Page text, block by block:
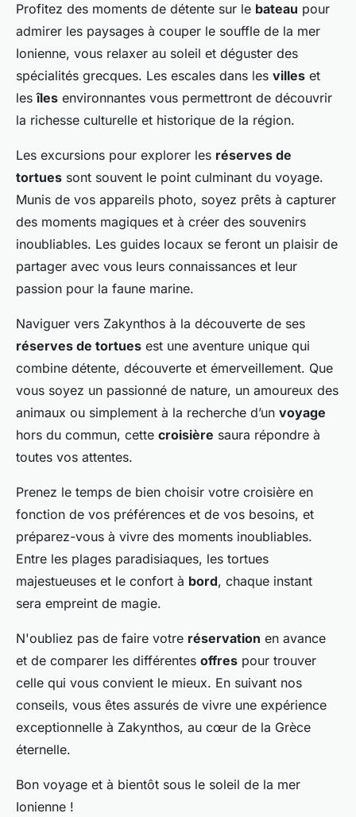
Profitez des moments de détente sur le bateau pour
admirer les paysages à couper le souffle de la mer
Ionienne, vous relaxer au soleil et déguster des
spécialités grecques. Les escales dans les villes et
lesîles environnantes vous permettront de découvrir
la richesse culturelle et historique de la région.
Les excursions pour explorer les réserves de
tortues sont souvent le point culminant du voyage.
Munis de vos appareils photo, soyez prêts à capturer
des moments magiques et à créer des souvenirs
inoubliables. Les guides locaux se feront un plaisir de
partager avec vous leurs connaissances et leur
passion pour la faune marine.
Naviguer vers Zakynthos à la découverte de ses
réserves de tortues est une aventure unique qui
combine détente, découverte et émerveillement. Que
vous soyez un passionné de nature, un amoureux des
animaux ou simplement à la recherche d’un voyage
hors du commun, cette croisière saura répondre à
toutes vos attentes.
Prenez le temps de bien choisir votre croisière en
fonction de vos préférences et de vos besoins, et
préparez-vous à vivre des moments inoubliables.
Entre les plages paradisiaques, les tortues
majestueuses et le confort à bord, chaque instant
sera empreint de magie.
N'oubliez pas de faire votre réservation en avance
et de comparer les différentes offres pour trouver
celle qui vous convient le mieux. En suivant nos
conseils, vous êtes assurés de vivre une expérience
exceptionnelle à Zakynthos, au cœur de la Grèce
éternelle.
Bon voyage et à bientôt sous le soleil de la mer
Ionienne !